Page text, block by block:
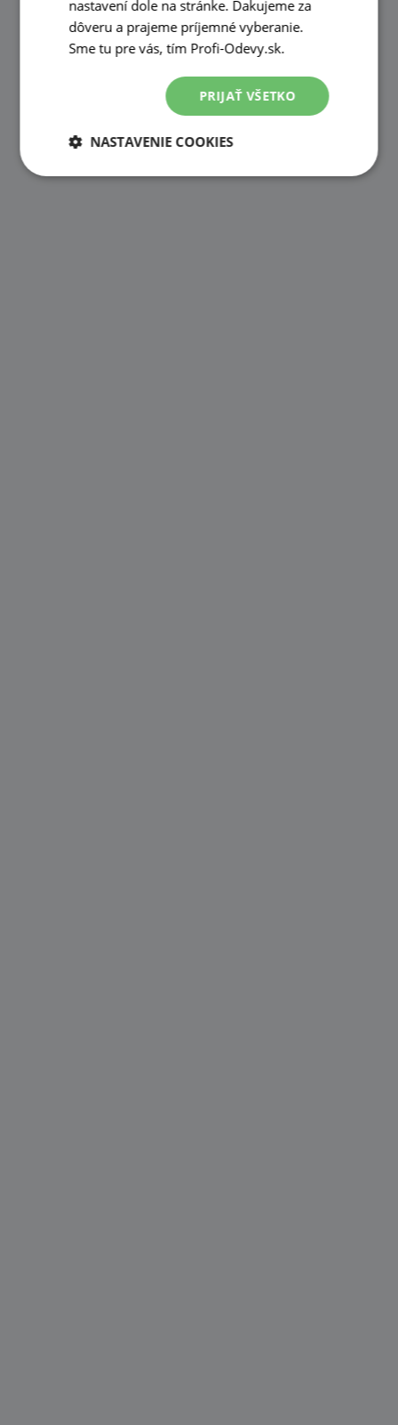
nastavení dole na stránke. Ďakujeme za
dôveru a prajeme príjemné vyberanie.
Sme tu pre vás, tím Profi-Odevy.sk.
PRIJAŤ VŠETKO
NASTAVENIE COOKIES